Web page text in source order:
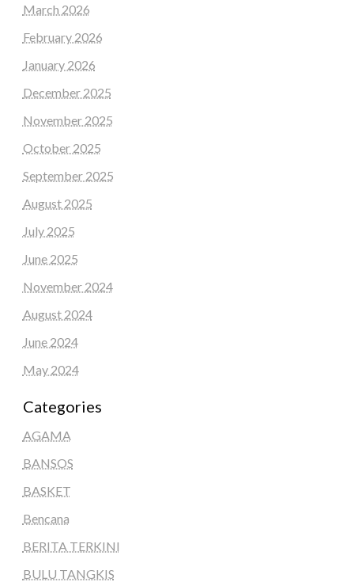
March 2026
February 2026
January 2026
December 2025
November 2025
October 2025
September 2025
August 2025
July 2025
June 2025
November 2024
August 2024
June 2024
May 2024
Categories
AGAMA
BANSOS
BASKET
Bencana
BERITA TERKINI
BULU TANGKIS